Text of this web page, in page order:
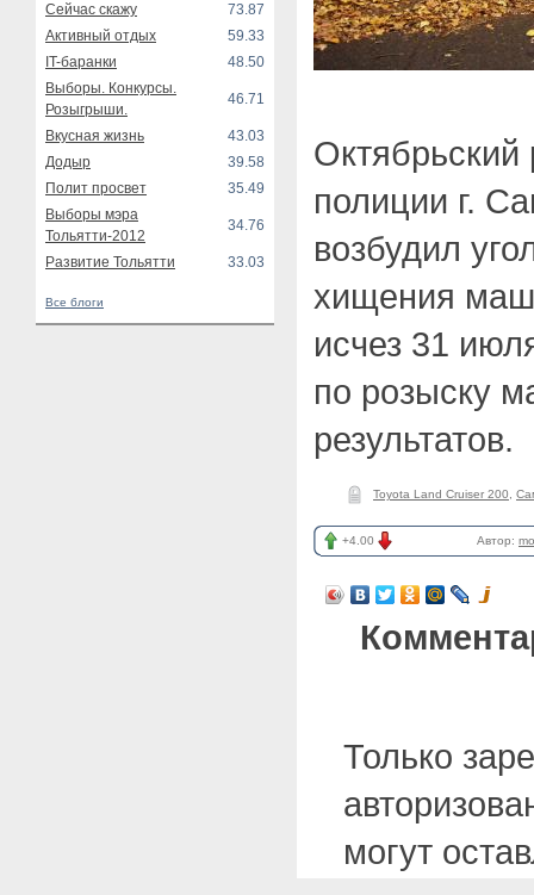
Сейчас скажу
73.87
Активный отдых
59.33
IT-баранки
48.50
Выборы. Конкурсы.
Розыгрыши.
46.71
Вкусная жизнь
43.03
Додыр
39.58
Полит просвет
35.49
Выборы мэра
Тольятти-2012
34.76
Развитие Тольятти 33.03
Все блоги
полиции г.
возбудил
хищения
исчез 31
по розыску
результатов.
Toyota Land Cruiser 200
+4.00 Автор:
Только
могут